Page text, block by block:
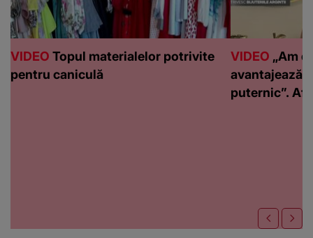
VIDEO Topul materialelor potrivite
pentru caniculă
VIDEO „Am
avantajează
puternic”.